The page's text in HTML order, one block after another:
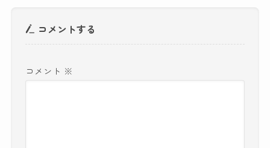
コメントする
コメント ※